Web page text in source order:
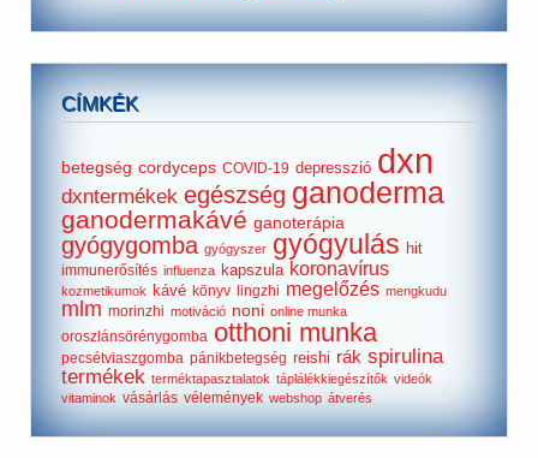
CÍMKÉK
betegség cordyceps COVID-19 depresszió dxn
dxntermékek egészség ganoderma
ganodermakávé ganoterápia
gyógygomba gyógyszer gyógyulás hit
immunerősítés influenza kapszula koronavírus
kozmetikumok kávé könyv lingzhi megelőzés mengkudu
mlm morinzhi motiváció noni online munka
oroszlánsörénygomba otthoni munka
pecsétviaszgomba pánikbetegség reishi rák spirulina
termékek terméktapasztalatok táplálékkiegészítők videók
vitaminok vásárlás vélemények webshop átverés